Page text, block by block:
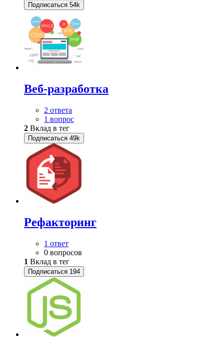
Подписаться 54k
Веб-разработка
2 ответа
1 вопрос
2 Вклад в тег
Подписаться 49k
Рефакторинг
1 ответ
0 вопросов
1 Вклад в тег
Подписаться 194